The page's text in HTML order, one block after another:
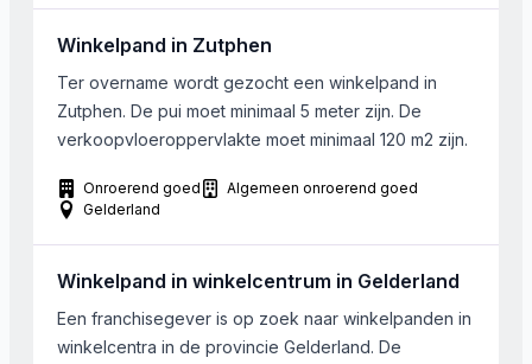
meter. De betreffende […]
Winkelpand in Zutphen
Ter overname wordt gezocht een winkelpand in
Zutphen. De pui moet minimaal 5 meter zijn. De
verkoopvloeroppervlakte moet minimaal 120 m2 zijn.
Onroerend goed
Algemeen onroerend goed
Gelderland
Winkelpand in winkelcentrum in Gelderland
Een franchisegever is op zoek naar winkelpanden in
winkelcentra in de provincie Gelderland. De